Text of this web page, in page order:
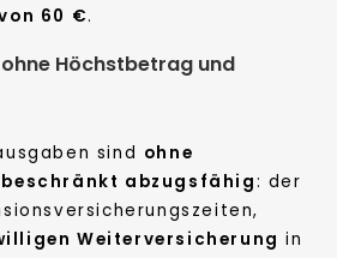
60 €.
Höchstbetrag und
sind ohne
abzugsfähig: der
Weiterversicherung in